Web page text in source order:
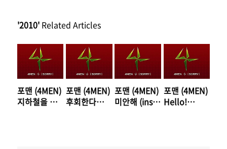
'2010' Related Articles
포맨 (4MEN)
지하철을 타
포맨 (4MEN)
후회한다
포맨 (4MEN)
미안해 (inst.)
포맨 (4MEN)
Hello!